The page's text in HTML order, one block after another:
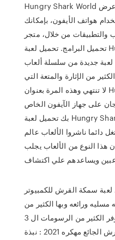
Hungry Shark World القرش الجائع، تستطيع عرض
هواتف الأيفون، بإمكانك
والتطبيقات من خلال، متجر
تحميل البرامج. تحميل لعبة Hungry Shark World اخر
يبدو أن لعبة جديدة من سلسلة ألعاب
من الإثارة والمتعة التي
لا تنتهي وهذه المرة بعنوان Hungry Shark World
على جهاز الآيفون الخاص
بك تحميل لعبة Hungry Shark World مهكرة اخر
دائما ناشروا الألعاب عالم
هذا النوع من الألعاب يجلب
ويساعدهم علي اكتشاف
سمكة القرش للكمبيوتر
مسليه ورائعه وبها الكثير من
الاثاره والتشويق وتوفر الكثير من الرسومات ال 3d
المدهشه . تحميل لعبة القرش الجائع مهكره 2021 : نبذة